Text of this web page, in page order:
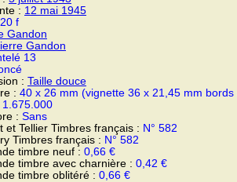
: 12 mai 1945
20 f
Gandon
Gandon
13
: Taille douce
: 40 x 26 mm (vignette 36 x 21,45 mm
1.675.000
: Sans
et Tellier Timbres français : N° 582
Timbres français : N° 582
timbre neuf : 0,66 €
timbre avec charnière : 0,42 €
timbre oblitéré : 0,66 €